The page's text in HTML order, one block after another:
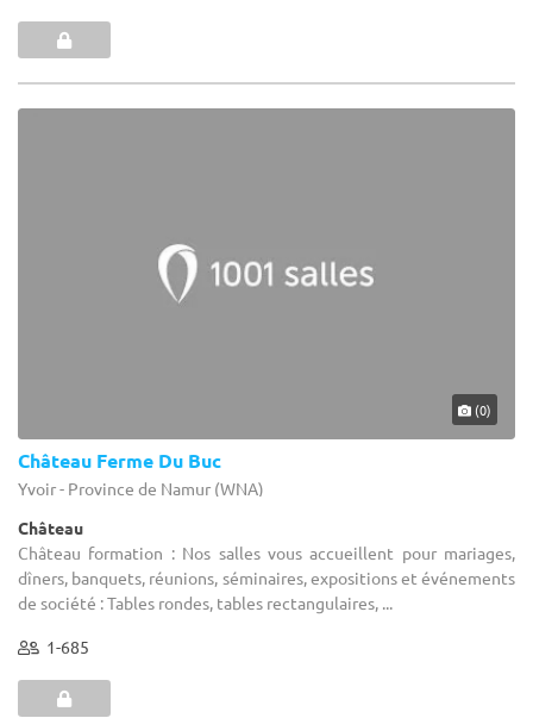
(0)
Château Ferme Du Buc
Yvoir - Province de Namur (WNA)
Château
Château formation : Nos salles vous accueillent pour mariages,
dîners, banquets, réunions, séminaires, expositions et événements
de société : Tables rondes, tables rectangulaires, ...
1-685